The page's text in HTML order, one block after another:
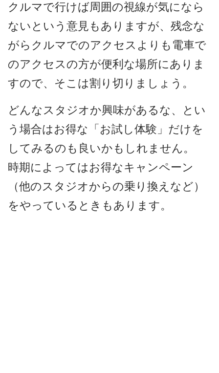
クルマで行けば周囲の視線が気になら
ないという意見もありますが、残念な
がらクルマでのアクセスよりも電車で
のアクセスの方が便利な場所にありま
すので、そこは割り切りましょう。
どんなスタジオか興味があるな、とい
う場合はお得な「お試し体験」だけを
してみるのも良いかもしれません。
時期によってはお得なキャンペーン
（他のスタジオからの乗り換えなど）
をやっているときもあります。